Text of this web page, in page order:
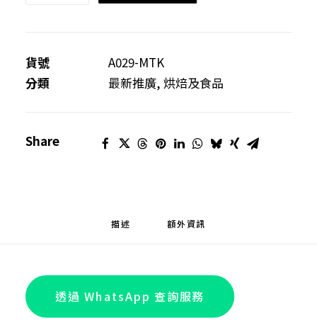
籃
數
貨號
A029-MTK
分類
最新推廣, 烘焙及食品
Share
描述 額外資訊
透過 WhatsApp 查詢服務